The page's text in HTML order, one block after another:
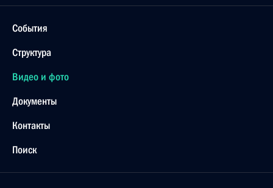
События
Структура
Видео и фото
Документы
Контакты
Поиск